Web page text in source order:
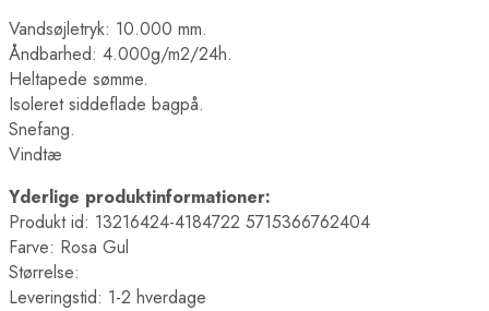
Vandsøjletryk: 10.000 mm.
Åndbarhed: 4.000g/m2/24h.
Heltapede sømme.
Isoleret siddeflade bagpå.
Snefang.
Vindtæ
Yderlige produktinformationer:
Produkt id: 13216424-4184722 5715366762404
Farve: Rosa Gul
Størrelse:
Leveringstid: 1-2 hverdage